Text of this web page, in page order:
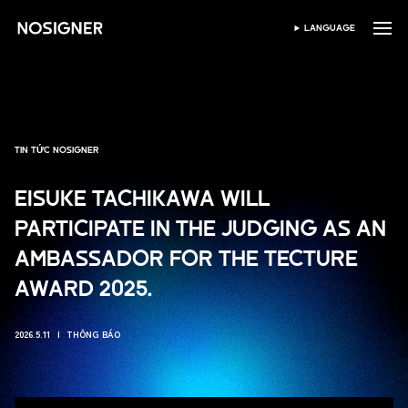
TRANG CHỦ CHỌN NGÔN NGỮ
LANGUAGE
TIN TỨC NOSIGNER
EISUKE TACHIKAWA WILL
PARTICIPATE IN THE JUDGING AS AN
AMBASSADOR FOR THE TECTURE
AWARD 2025.
2026.5.11 THÔNG BÁO